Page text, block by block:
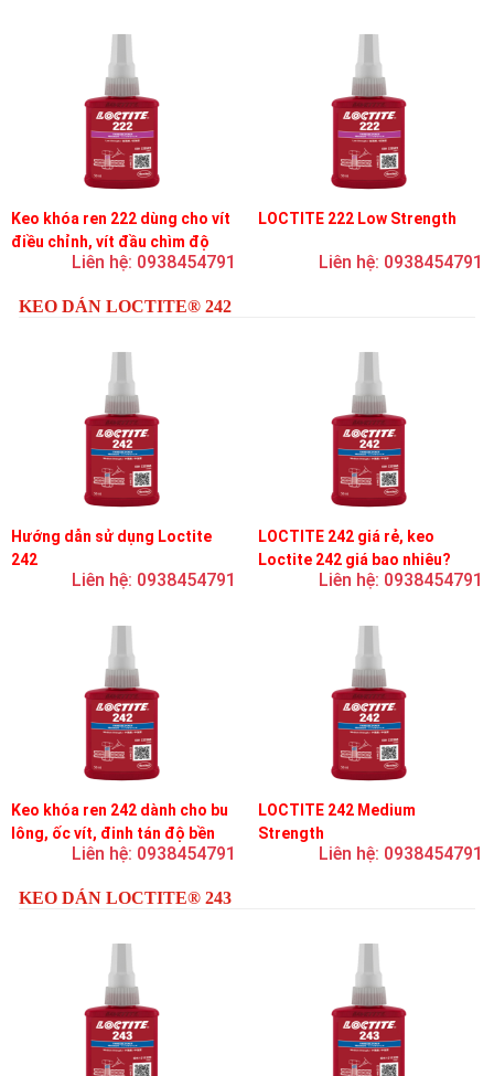
Keo khóa ren 222 dùng cho vít
điều chỉnh, vít đầu chìm độ
bền thấpLiên hệ: 0938454791
LOCTITE 222 Low Strength
Liên hệ: 0938454791
KEO DÁN LOCTITE® 242
Hướng dẫn sử dụng Loctite
242
Liên hệ: 0938454791
LOCTITE 242 giá rẻ, keo
Loctite 242 giá bao nhiêu?
Liên hệ: 0938454791
Keo khóa ren 242 dành cho bu
lông, ốc vít, đinh tán độ bền
trung bình, độ nhớt trung bình
Liên hệ: 0938454791
LOCTITE 242 Medium
Strength
Liên hệ: 0938454791
KEO DÁN LOCTITE® 243